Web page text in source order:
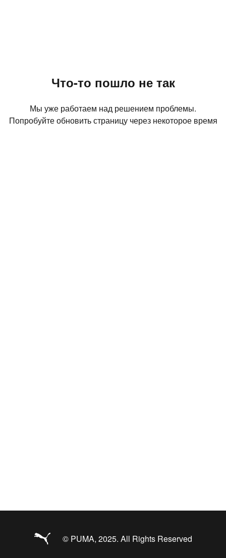
Что-то пошло не так
Мы уже работаем над решением проблемы.
Попробуйте обновить страницу через некоторое время
© PUMA, 2025. All Rights Reserved